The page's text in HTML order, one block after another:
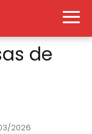
de
2026